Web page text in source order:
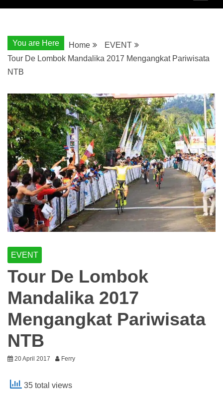
You are Here Home
EVENT
Tour De Lombok Mandalika 2017 Mengangkat Pariwisata
NTB
EVENT
Tour De Lombok
Mandalika 2017
Mengangkat Pariwisata
NTB
20 April 2017 Ferry
35 total views